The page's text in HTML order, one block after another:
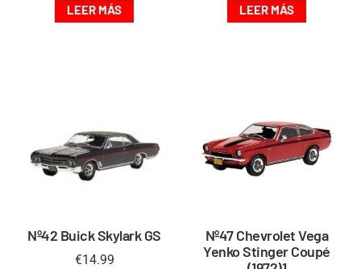
LEER MÁS LEER MÁS
Nº42 Buick Skylark GS
€14.99
Nº47 Chevrolet Vega
Yenko Stinger Coupé